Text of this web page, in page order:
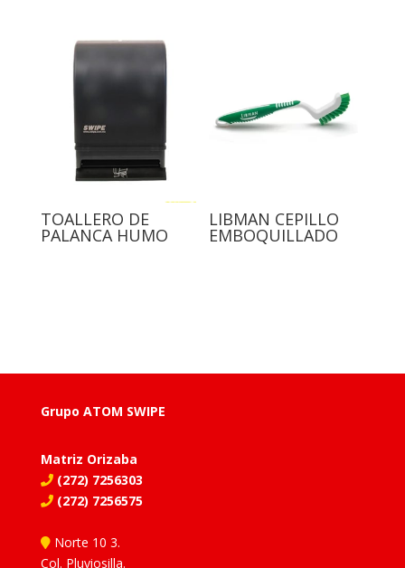
TOALLERO DE
PALANCA HUMO
LIBMAN CEPILLO
EMBOQUILLADO
Grupo ATOM SWIPE
Matriz Orizaba
(272) 7256303
(272) 7256575
Norte 10 3.
Col. Pluviosilla.